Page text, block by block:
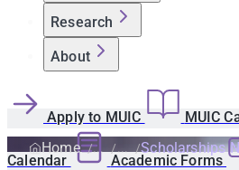
Research
About
Apply to MUIC MUIC
Calendar Academic Forms
Home Scholarships